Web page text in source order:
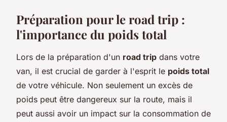
Préparation pour le road trip :
l'importance du poids total
Lors de la préparation d'un road trip dans votre
van, il est crucial de garder à l'esprit le poids total
de votre véhicule. Non seulement un excès de
poids peut être dangereux sur la route, mais il
peut aussi avoir un impact sur la consommation de